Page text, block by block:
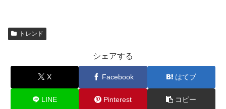
トレンド
シェアする
X Facebook はてブ
LINE Pinterest コピー